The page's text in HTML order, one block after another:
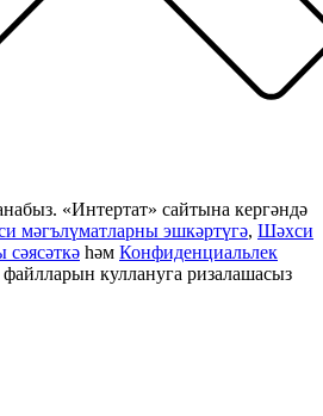
«Интертат» сайтына кергәндә
мәгълүматларны эшкәртүгә, Шәхси
сәясәткә һәм Конфиденциальлек
куллануга ризалашасыз